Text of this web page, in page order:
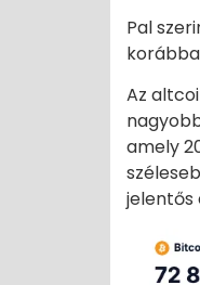
Pal
Az
amely